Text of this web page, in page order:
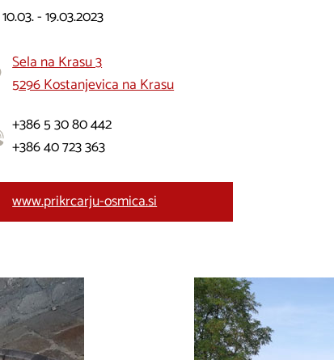
10.03. - 19.03.2023
Sela na Krasu 3
5296 Kostanjevica na Krasu
+386 5 30 80 442
+386 40 723 363
www.prikrcarju-osmica.si